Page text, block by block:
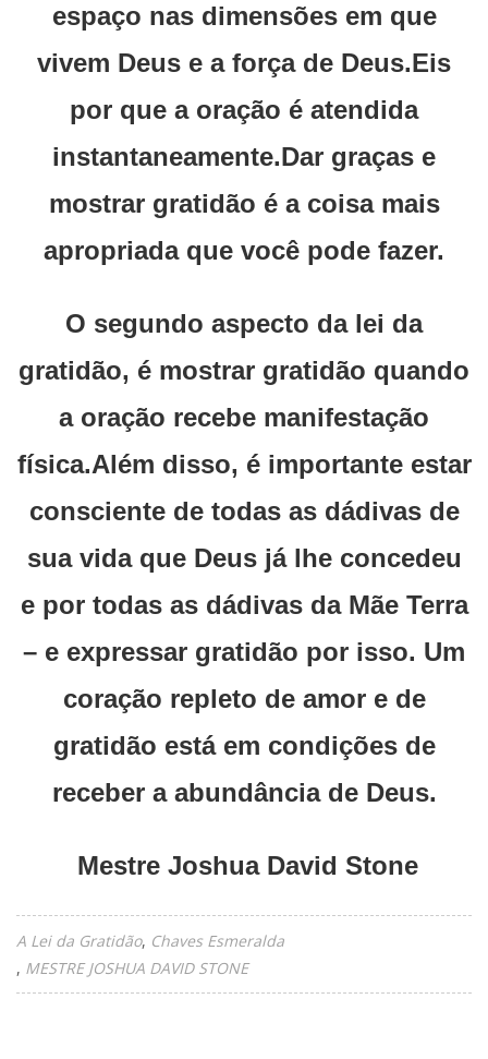
espaço nas dimensões em que
vivem Deus e a força de Deus.Eis
por que a oração é atendida
instantaneamente.Dar graças e
mostrar gratidão é a coisa mais
apropriada que você pode fazer.
O segundo aspecto da lei da
gratidão, é mostrar gratidão quando
a oração recebe manifestação
física.Além disso, é importante estar
consciente de todas as dádivas de
sua vida que Deus já lhe concedeu
e por todas as dádivas da Mãe Terra
– e expressar gratidão por isso. Um
coração repleto de amor e de
gratidão está em condições de
receber a abundância de Deus.
Mestre Joshua David Stone
A Lei da Gratidão Chaves Esmeralda
MESTRE JOSHUA DAVID STONE